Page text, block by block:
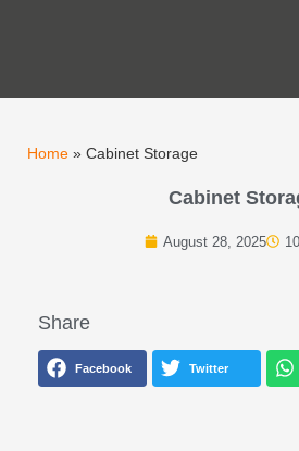
Home » Cabinet Storage
Cabinet
August 28, 2025
Share
Facebook Twitter